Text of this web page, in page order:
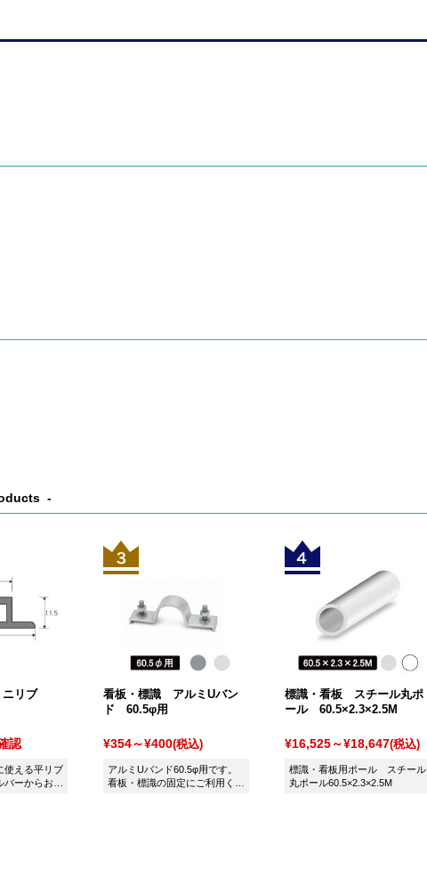
ニリブ
認
使える平リブ
ーからお選
看板・標識 アルミUバン
ド 60.5φ用
¥354～¥400(税込)
アルミUバンド60.5φ用です。
看板・標識の固定にご利用くだ
標識・看板 スチール丸ポ
ール 60.5×2.3×2.5M
¥16,525～¥18,647(税込)
標識・看板用ポール スチール
丸ポール60.5×2.3×2.5M